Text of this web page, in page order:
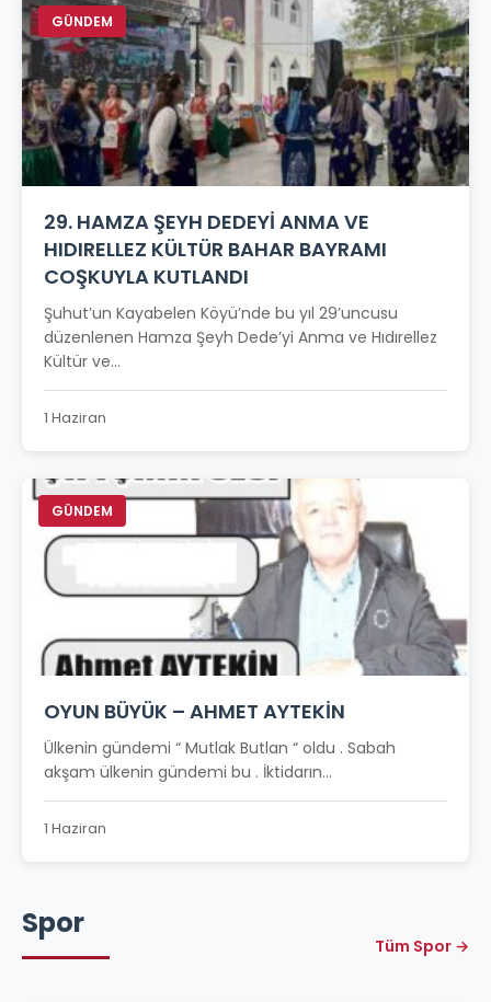
GÜNDEM
29. HAMZA ŞEYH DEDEYİ ANMA VE
HIDIRELLEZ KÜLTÜR BAHAR BAYRAMI
COŞKUYLA KUTLANDI
Şuhut’un Kayabelen Köyü’nde bu yıl 29’uncusu
düzenlenen Hamza Şeyh Dede’yi Anma ve Hıdırellez
Kültür ve...
1 Haziran
GÜNDEM
OYUN BÜYÜK – AHMET AYTEKİN
Ülkenin gündemi “ Mutlak Butlan “ oldu . Sabah
akşam ülkenin gündemi bu . İktidarın...
1 Haziran
Spor
Tüm Spor →